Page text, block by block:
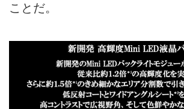
ことだ。